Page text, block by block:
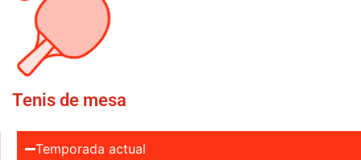
Tenis de mesa
Temporada actual